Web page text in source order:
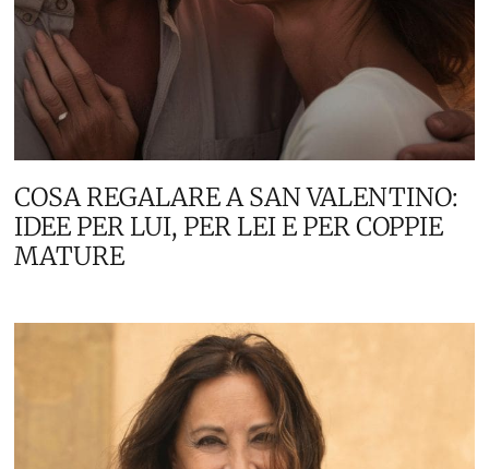
COSA REGALARE A SAN VALENTINO:
IDEE PER LUI, PER LEI E PER COPPIE
MATURE